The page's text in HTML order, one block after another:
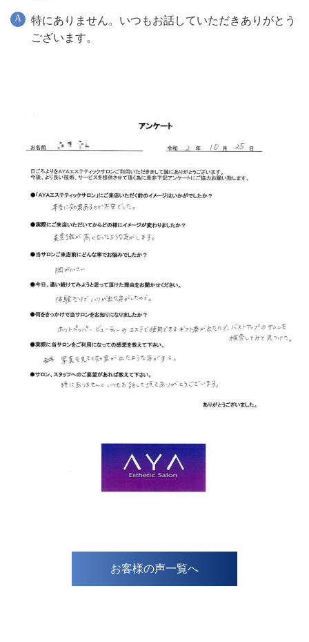
特にありません。いつもお話していただきありがとう
ございます。
お客様の声一覧へ